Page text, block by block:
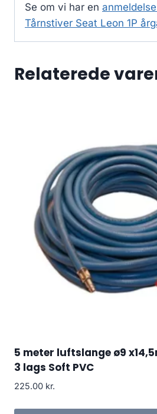
Se om vi har en
Tårnstiver Seat Leon 1P
Relaterede
5 meter luftslange ø9
3 lags Soft PVC
225.00 kr.